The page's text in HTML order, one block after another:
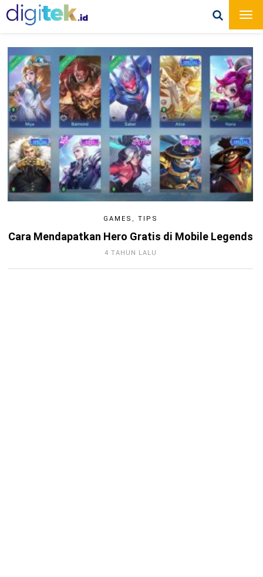
GAMES , TIPS
Cara Mendapatkan Hero Gratis di Mobile Legends
4 TAHUN LALU